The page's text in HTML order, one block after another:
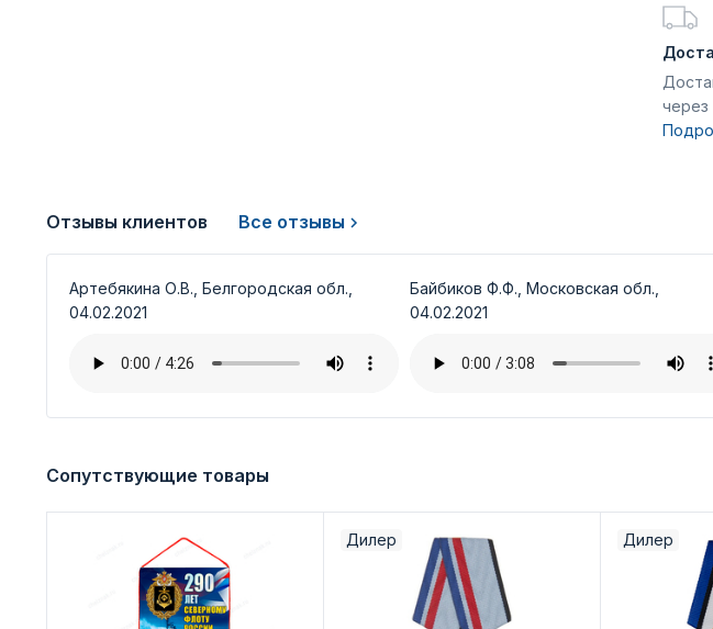
через
Отзывы клиентов Все отзывы
Артебякина О.В., Белгородская обл.,
04.02.2021
Байбиков Ф.Ф., Московская обл.,
04.02.2021
Сопутствующие товары
Дилер Дилер